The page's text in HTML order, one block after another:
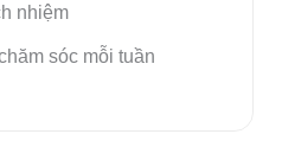
nhiệm
sóc mỗi tuần